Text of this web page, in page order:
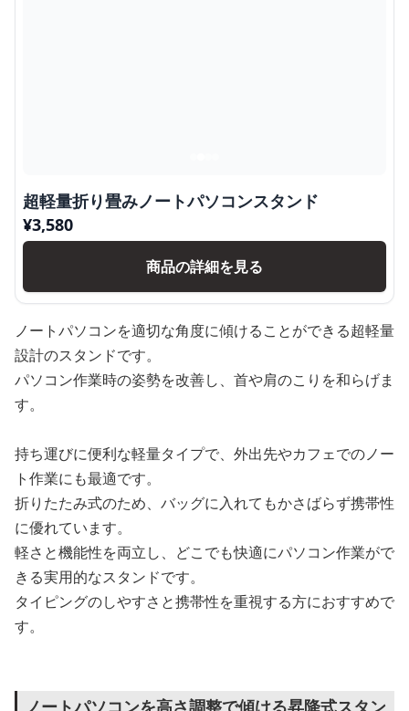
超軽量折り畳みノートパソコンスタンド
¥3,580
商品の詳細を見る
ノートパソコンを適切な角度に傾けることができる超軽量
設計のスタンドです。
パソコン作業時の姿勢を改善し、首や肩のこりを和らげま
す。
持ち運びに便利な軽量タイプで、外出先やカフェでのノー
ト作業にも最適です。
折りたたみ式のため、バッグに入れてもかさばらず携帯性
に優れています。
軽さと機能性を両立し、どこでも快適にパソコン作業がで
きる実用的なスタンドです。
タイピングのしやすさと携帯性を重視する方におすすめで
す。
ノートパソコンを高さ調整で傾ける昇降式スタン